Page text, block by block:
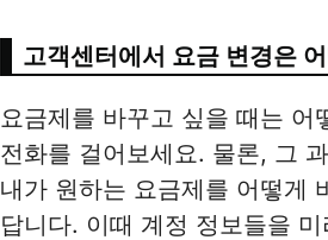
고객센터에서 요금 변경은
요금제를 바꾸고 싶을 때는 어
전화를 걸어보세요. 물론, 그
내가 원하는 요금제를 어떻게
답니다. 이때 계정 정보들을